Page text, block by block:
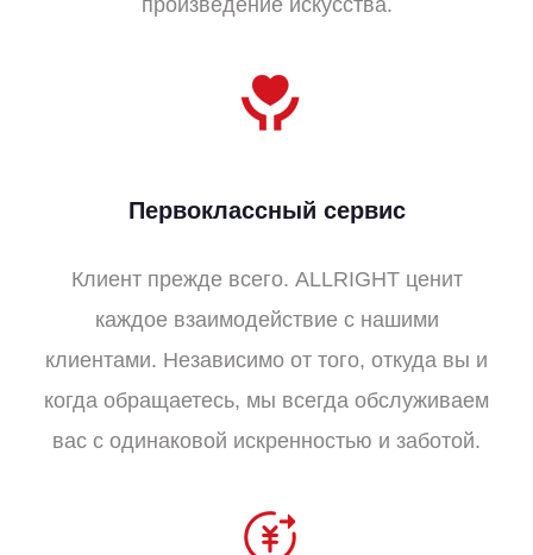
произведение искусства.
Первоклассный сервис
Клиент прежде всего. ALLRIGHT ценит
каждое взаимодействие с нашими
клиентами. Независимо от того, откуда вы и
когда обращаетесь, мы всегда обслуживаем
вас с одинаковой искренностью и заботой.